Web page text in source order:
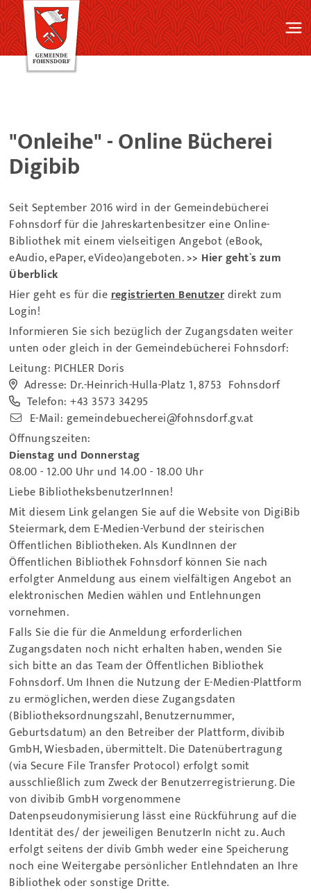
"Onleihe" - Online Bücherei
Digibib
Seit September 2016 wird in der Gemeindebücherei
Fohnsdorf für die Jahreskartenbesitzer eine Online-
Bibliothek mit einem vielseitigen Angebot (eBook,
eAudio, ePaper, eVideo)angeboten.>> Hier geht`s zum
Überblick
Hier geht es für dieregistrierten Benutzerdirekt zum
Login!
Informieren Sie sich bezüglich der Zugangsdaten weiter
unten oder gleich in der Gemeindebücherei Fohnsdorf:
Leitung: PICHLER Doris
Adresse: Dr.-Heinrich-Hulla-Platz 1, 8753 Fohnsdorf
Telefon:+43 3573 34295
E-Mail: gemeindebuecherei@fohnsdorf.gv.at
Öffnungszeiten:
Dienstag und Donnerstag
08.00 - 12.00 Uhr und 14.00 - 18.00 Uhr
Liebe BibliotheksbenutzerInnen!
Mit diesem Link gelangen Sie auf die Website von DigiBib
Steiermark, dem E-Medien-Verbund der steirischen
Öffentlichen Bibliotheken. Als KundInnen der
Öffentlichen Bibliothek Fohnsdorf können Sie nach
erfolgter Anmeldung aus einem vielfältigen Angebot an
elektronischen Medien wählen und Entlehnungen
vornehmen.
Falls Sie die für die Anmeldung erforderlichen
Zugangsdaten noch nicht erhalten haben, wenden Sie
sich bitte an das Team der Öffentlichen Bibliothek
Fohnsdorf. Um Ihnen die Nutzung der E-Medien-Plattform
zu ermöglichen, werden diese Zugangsdaten
(Bibliotheksordnungszahl, Benutzernummer,
Geburtsdatum) an den Betreiber der Plattform, divibib
GmbH, Wiesbaden, übermittelt. Die Datenübertragung
(via Secure File Transfer Protocol) erfolgt somit
ausschließlich zum Zweck der Benutzerregistrierung. Die
von divibib GmbH vorgenommene
Datenpseudonymisierung lässt eine Rückführung auf die
Identität des/ der jeweiligen BenutzerIn nicht zu. Auch
erfolgt seitens der divib Gmbh weder eine Speicherung
noch eine Weitergabe persönlicher Entlehndaten an Ihre
Bibliothek oder sonstige Dritte.